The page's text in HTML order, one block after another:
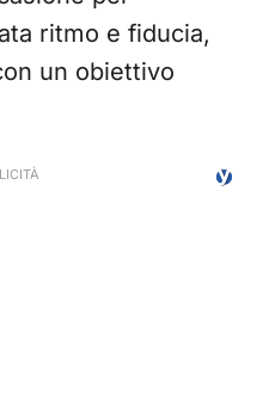
ritmo e fiducia,
un obiettivo